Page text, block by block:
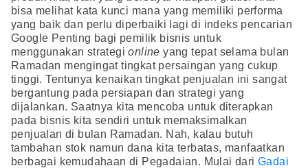
bisa melihat kata kunci mana yang memiliki performa
yang baik dan perlu diperbaiki lagi di indeks pencarian
Google Penting bagi pemilik bisnis untuk
menggunakan strategionline yang tepat selama bulan
Ramadan mengingat tingkat persaingan yang cukup
tinggi. Tentunya kenaikan tingkat penjualan ini sangat
bergantung pada persiapan dan strategi yang
dijalankan. Saatnya kita mencoba untuk diterapkan
pada bisnis kita sendiri untuk memaksimalkan
penjualan di bulan Ramadan. Nah, kalau butuh
tambahan stok namun dana kita terbatas, manfaatkan
berbagai kemudahaan di Pegadaian. Mulai dari Gadai